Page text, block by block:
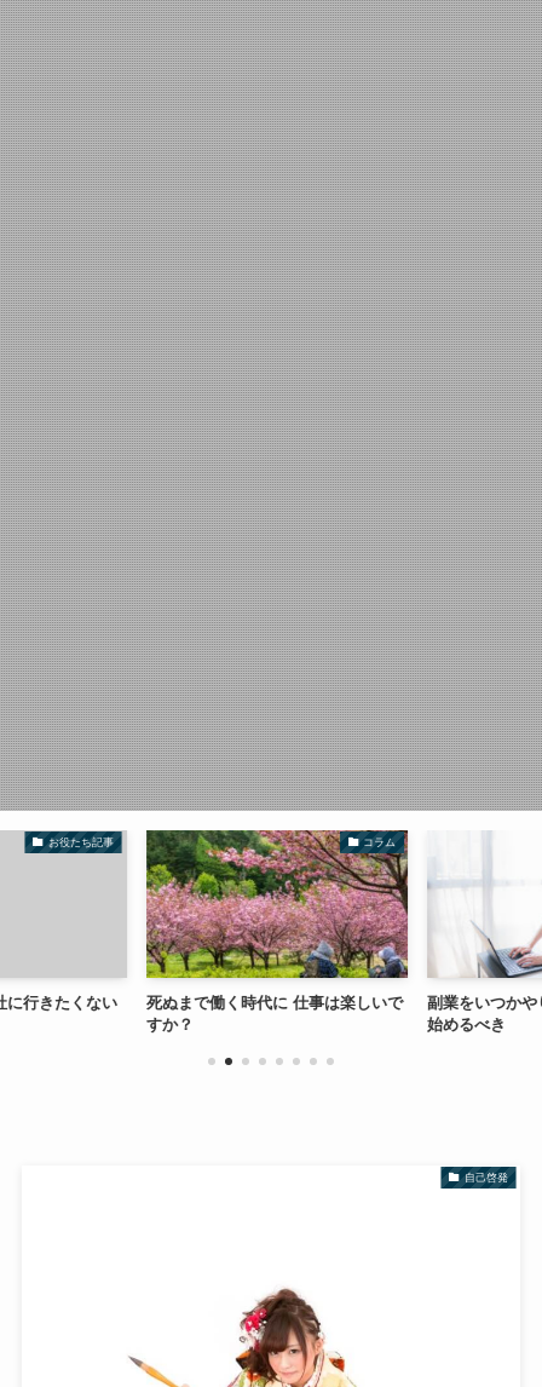
お役たち記事
行きたくない
コラム
死ぬまで働く時代に 仕事は楽しいで
すか？
副業をいつかや
始めるべき
自己啓発